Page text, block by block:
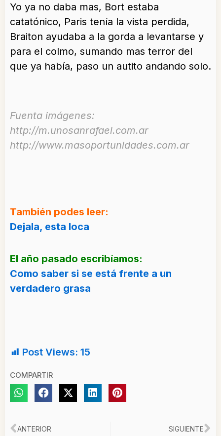
Yo ya no daba mas, Bort estaba
catatónico, Paris tenía la vista perdida,
Braiton ayudaba a la gorda a levantarse y
para el colmo, sumando mas terror del
que ya había, paso un autito andando solo.
Fuenta imágenes:
http://m.unosanrafael.com.ar
http://www.masoportunidades.com.ar
También podes leer:
Dejala, esta loca
El año pasado escribíamos:
Como saber si se está frente a un
verdadero grasa
Post Views: 15
COMPARTIR
ANTERIOR SIGUIENTE